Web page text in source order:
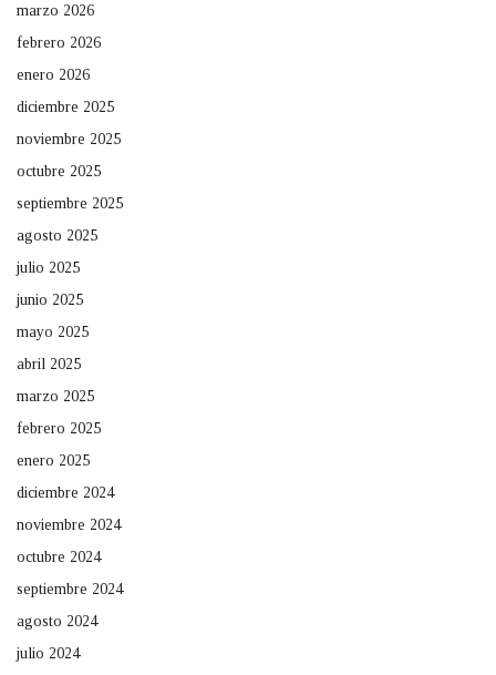
marzo 2026
febrero 2026
enero 2026
diciembre 2025
noviembre 2025
octubre 2025
septiembre 2025
agosto 2025
julio 2025
junio 2025
mayo 2025
abril 2025
marzo 2025
febrero 2025
enero 2025
diciembre 2024
noviembre 2024
octubre 2024
septiembre 2024
agosto 2024
julio 2024